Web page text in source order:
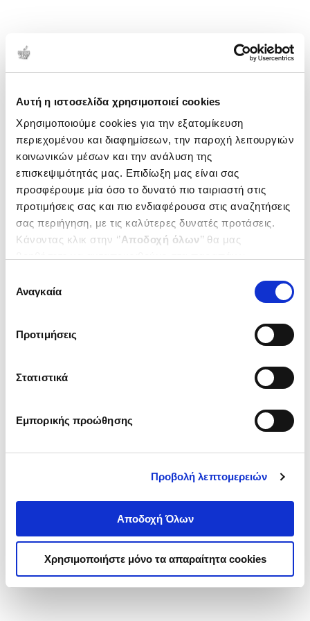
Αυτή η ιστοσελίδα χρησιμοποιεί cookies
Χρησιμοποιούμε cookies για την εξατομίκευση
περιεχομένου και διαφημίσεων, την παροχή λειτουργιών
κοινωνικών μέσων και την ανάλυση της
επισκεψιμότητάς μας. Επιδίωξη μας είναι σας
προσφέρουμε μία όσο το δυνατό πιο ταιριαστή στις
προτιμήσεις σας και πιο ενδιαφέρουσα στις αναζητήσεις
σας περιήγηση, με τις καλύτερες δυνατές προτάσεις.
Κάνοντας κλικ στην ‘’Αποδοχή όλων’’ θα μας
ενδιαφέρουν και να επιλέξετε από τα παρακάτω με την
΄΄και να ενημερωθείτε σχετικά με
συγκατάθεσης
Αναγκαία
Προτιμήσεις
Στατιστικά
Εμπορικής προώθησης
Προβολή λεπτομερειών
Αποδοχή Όλων
Χρησιμοποιήστε μόνο τα απαραίτητα cookies